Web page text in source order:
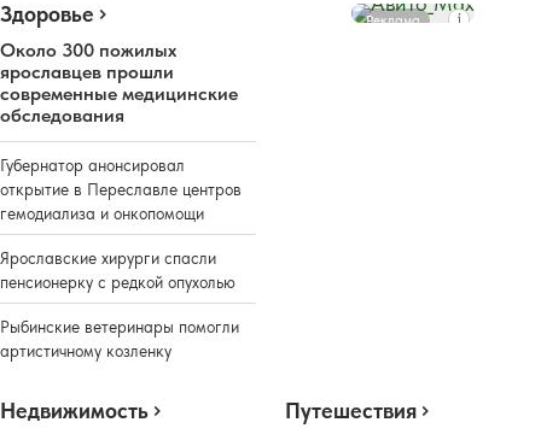
Здоровье
Около 300 пожилых
ярославцев прошли
современные медицинские
обследования
Губернатор анонсировал
открытие в Переславле центров
гемодиализа и онкопомощи
Ярославские хирурги спасли
пенсионерку с редкой опухолью
Рыбинские ветеринары помогли
артистичному козленку
Реклама
Недвижимость Путешествия